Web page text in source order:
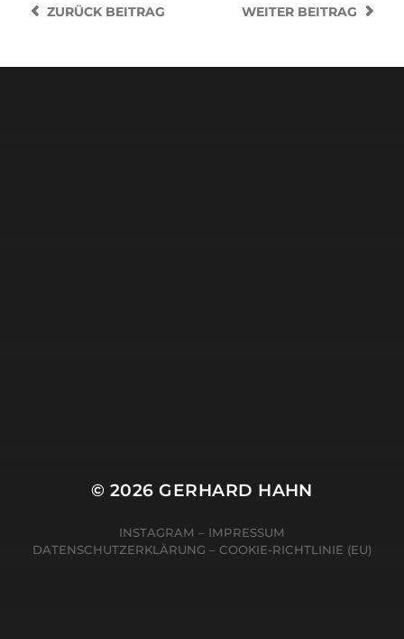
WEITER BEITRAG
ZURÜCKBEITRAG
© 2026GERHARD HAHN
INSTAGRAM – IMPRESSUM
DATENSCHUTZERKLÄRUNG – COOKIE-RICHTLINIE (EU)